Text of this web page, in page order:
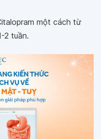
một cách từ
2 tuần.